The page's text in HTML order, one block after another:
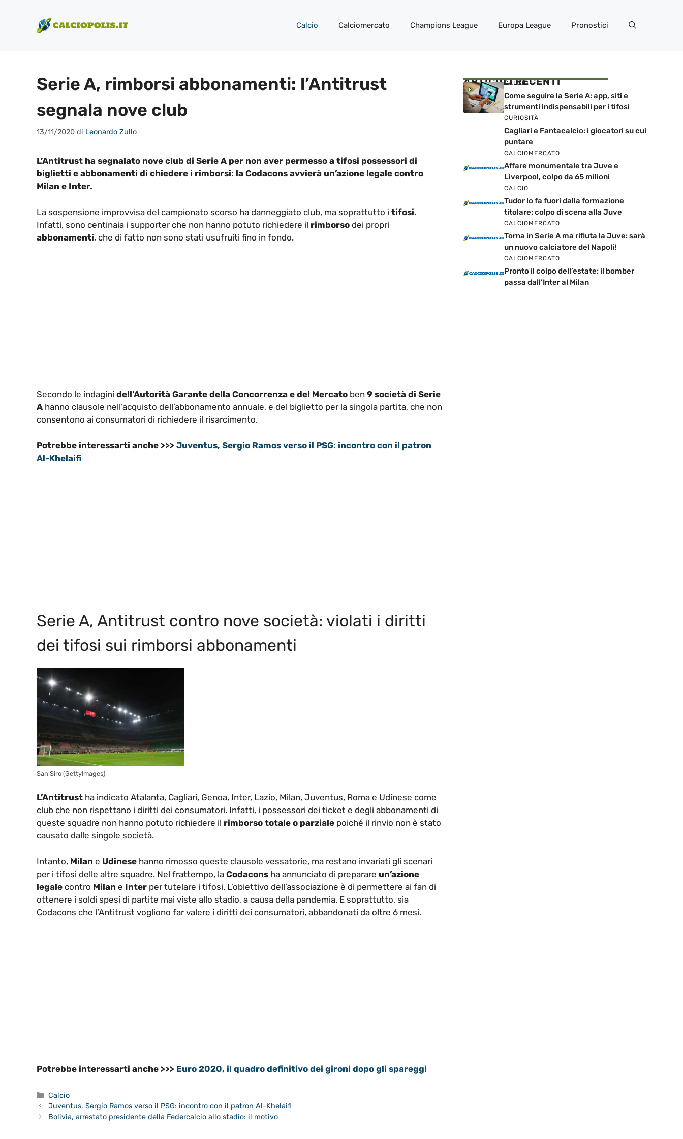
contenuto
Calcio Calciomercato Champions League Europa League Pronostici
Serie A, rimborsi abbonamenti: l’Antitrust
segnala nove club
13/11/2020 di Leonardo Zullo
L’Antitrust ha segnalato nove club di Serie A per non aver permesso a tifosi possessori di
biglietti e abbonamenti di chiedere i rimborsi: la Codacons avvierà un’azione legale contro
Milan e Inter.
La sospensione improvvisa del campionato scorso ha danneggiato club, ma soprattutto i tifosi.
Infatti, sono centinaia i supporter che non hanno potuto richiedere il rimborso dei propri
abbonamenti, che di fatto non sono stati usufruiti fino in fondo.
Secondo le indagini dell’Autorità Garante della Concorrenza e del Mercato ben 9 società di Serie
A hanno clausole nell’acquisto dell’abbonamento annuale, e del biglietto per la singola partita, che non
consentono ai consumatori di richiedere il risarcimento.
Potrebbe interessarti anche >>> Juventus, Sergio Ramos verso il PSG: incontro con il patron
Al-Khelaifi
Serie A, Antitrust contro nove società: violati i diritti
dei tifosi sui rimborsi abbonamenti
San Siro (GettyImages)
L’Antitrust ha indicato Atalanta, Cagliari, Genoa, Inter, Lazio, Milan, Juventus, Roma e Udinese come
club che non rispettano i diritti dei consumatori. Infatti, i possessori dei ticket e degli abbonamenti di
queste squadre non hanno potuto richiedere il rimborso totale o parziale poiché il rinvio non è stato
causato dalle singole società.
Intanto, Milan e Udinese hanno rimosso queste clausole vessatorie, ma restano invariati gli scenari
per i tifosi delle altre squadre. Nel frattempo, la Codacons ha annunciato di preparare un’azione
legale contro Milan e Inter per tutelare i tifosi. L’obiettivo dell’associazione è di permettere ai fan di
ottenere i soldi spesi di partite mai viste allo stadio, a causa della pandemia. E soprattutto, sia
Codacons che l’Antitrust vogliono far valere i diritti dei consumatori, abbandonati da oltre 6 mesi.
Potrebbe interessarti anche >>> Euro 2020, il quadro definitivo dei gironi dopo gli spareggi
Categorie
Calcio
Juventus, Sergio Ramos verso il PSG: incontro con il patron Al-Khelaifi
Bolivia, arrestato presidente della Federcalcio allo stadio: il motivo
ARTICOLI RECENTI
CALCIO
Come seguire la Serie A: app, siti e
strumenti indispensabili per i tifosi
CURIOSITÀ
Cagliari e Fantacalcio: i giocatori su cui
puntare
CALCIOMERCATO
Affare monumentale tra Juve e
Liverpool, colpo da 65 milioni
CALCIO
Tudor lo fa fuori dalla formazione
titolare: colpo di scena alla Juve
CALCIOMERCATO
Torna in Serie A ma rifiuta la Juve: sarà
un nuovo calciatore del Napoli!
CALCIOMERCATO
Pronto il colpo dell’estate: il bomber
passa dall’Inter al Milan